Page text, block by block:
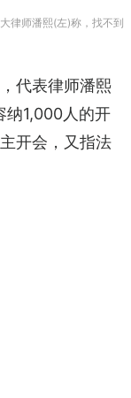
律师潘熙(左)称，找不到
代表律师潘熙
纳1,000人的开
开会，又指法